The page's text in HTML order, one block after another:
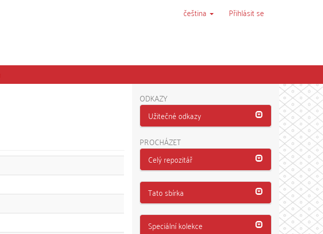
čeština Přihlásit se
ODKAZY
Užitečné odkazy
PROCHÁZET
Celý repozitář
Tato sbírka
Speciální kolekce